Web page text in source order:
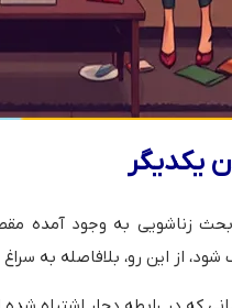
یکدیگر
زناشویی به وجود آمده
از این رو، بلافاصله به